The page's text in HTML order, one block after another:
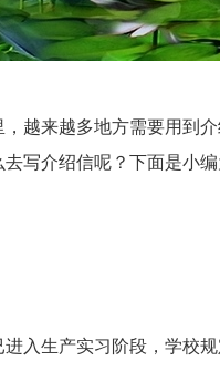
越来越多地方需要用到
写介绍信呢？下面是小
进入生产实习阶段，学校